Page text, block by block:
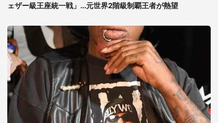
ェザー級王座統一戦」...元世界2階級制覇王者が熱望